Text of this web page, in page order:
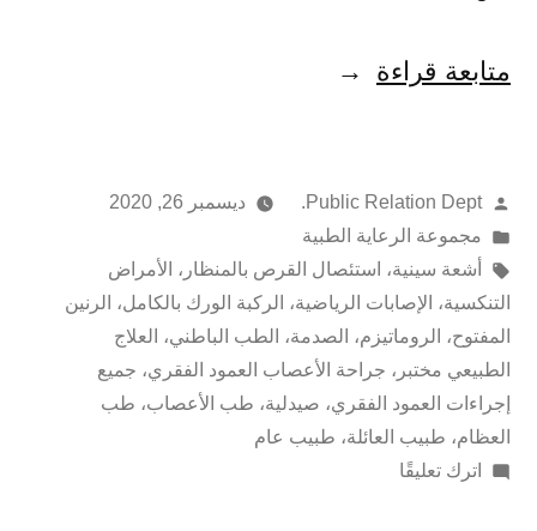
متابعة قراءة
Public Relation Dept.
ديسمبر 26, 2020
مجموعة الرعاية الطبية
أشعة سينية، استئصال القرص بالمنظار ، الأمراض
التنكسية، الإصابات الرياضية، الركبة الورك بالكامل، الرنين
المفتوح، الروماتيزم، الصدمة، الطب الباطني، العلاج
الطبيعي مختبر ، جراحة الأعصاب العمود الفقري، جميع
إجراءات العمود الفقري، صيدلية، طب الأعصاب، طب
العظام، طبيب العائلة، طبيب عام
اترك تعليقًا